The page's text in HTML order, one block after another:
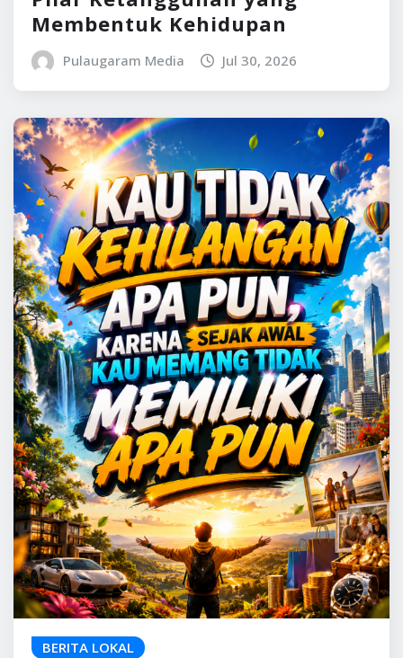
Membentuk Kehidupan
Pulaugaram Media Jul 30, 2026
BERITA LOKAL